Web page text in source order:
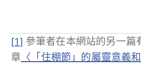
[1] 參筆者在本網站的另一篇
章 〈「住棚節」的屬靈意義和